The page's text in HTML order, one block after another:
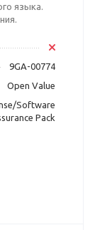
языка.
9GA-00774
Open Value
Software
Pack